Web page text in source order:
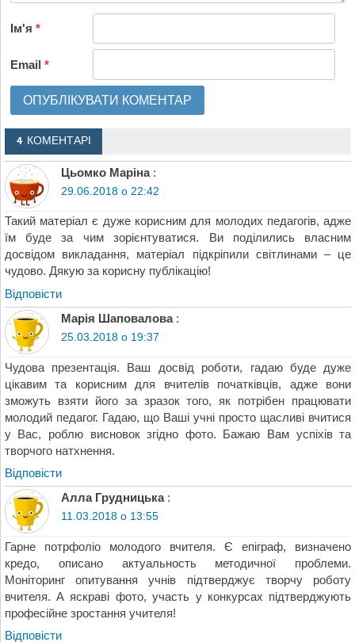
Ім'я*
Email*
4 КОМЕНТАРІ
Цьомко Маріна :
29.06.2018 о 22:42
Такий матеріал є дуже корисним для молодих педагогів, адже
їм буде за чим зорієнтуватися. Ви поділились власним
досвідом викладання, матеріал підкріпили світлинами – це
чудово. Дякую за корисну публікацію!
Відповіcти
Марія Шаповалова :
25.03.2018 о 19:37
Чудова презентація. Ваш досвід роботи, гадаю буде дуже
цікавим та корисним для вчителів початківців, адже вони
зможуть взяти його за зразок того, як потрібен працювати
молодий педагог. Гадаю, що Ваші учні просто щасливі вчитися
у Вас, роблю висновок згідно фото. Бажаю Вам успіхів та
творчого натхнення.
Відповіcти
Алла Грудницька :
11.03.2018 о 13:55
Гарне потрфоліо молодого вчителя. Є епіграф, визначено
кредо, описано актуальность методичної проблеми.
Моніторинг опитування учнів підтверджує творчу роботу
вчителя. А яскраві фото, участь у конкурсах підтверджують
професійне зростання учителя!
Відповіcти